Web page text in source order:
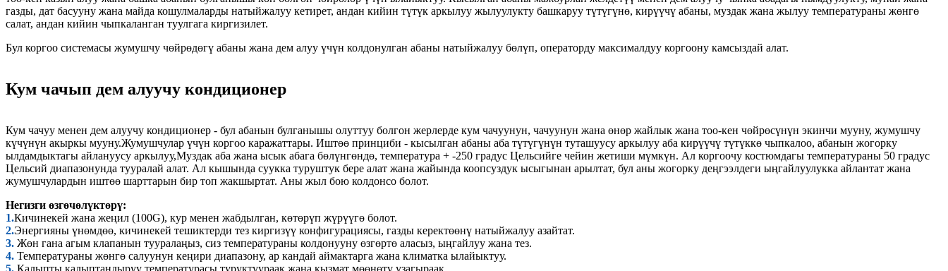
газды, дат басууну жана майда кошулмаларды натыйжалуу кетирет, андан кийин түтүк аркылуу жылуулукту башкаруу түтүгүнө, кирүүчү абаны, муздак жана жылуу температураны жөнгө
салат, андан кийин чыпкаланган туулгага киргизилет.
Бул коргоо системасы жумушчу чөйрөдөгү абаны жана дем алуу үчүн колдонулган абаны натыйжалуу бөлүп, операторду максималдуу коргоону камсыздай алат.
Кум чачып дем алуучу кондиционер
Кум чачуу менен дем алуучу кондиционер - бул абанын булганышы олуттуу болгон жерлерде кум чачуунун, чачуунун жана өнөр жайлык жана тоо-кен чөйрөсүнүн экинчи мууну, жумушчу
күчүнүн акыркы мууну.Жумушчулар үчүн коргоо каражаттары. Иштөө принциби - кысылган абаны аба түтүгүнүн туташуусу аркылуу аба кирүүчү түтүккө чыпкалоо, абанын жогорку
ылдамдыктагы айлануусу аркылуу,Муздак аба жана ысык абага бөлүнгөндө, температура + -250 градус Цельсийге чейин жетиши мүмкүн. Ал коргоочу костюмдагы температураны 50 градус
Цельсий диапазонунда тууралай алат. Ал кышында суукка туруштук бере алат жана жайында коопсуздук ысыгынан арылтат, бул аны жогорку деңгээлдеги ыңгайлуулукка айлантат жана
жумушчулардын иштөө шарттарын бир топ жакшыртат. Аны жыл бою колдонсо болот.
Негизги өзгөчөлүктөрү:
1.Кичинекей жана жеңил (100G), кур менен жабдылган, көтөрүп жүрүүгө болот.
2.Энергияны үнөмдөө, кичинекей тешиктерди тез киргизүү конфигурациясы, газды керектөөнү натыйжалуу азайтат.
3. Жөн гана агым клапанын тууралаңыз, сиз температураны колдонууну өзгөртө аласыз, ыңгайлуу жана тез.
4. Температураны жөнгө салуунун кеңири диапазону, ар кандай аймактарга жана климатка ылайыктуу.
5. Калыпты калыптандыруу температурасы туруктуураак жана кызмат мөөнөтү узагыраак.